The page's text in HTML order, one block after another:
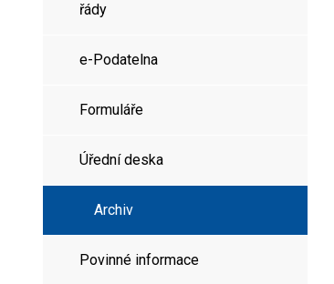
řády
e-Podatelna
Formuláře
Úřední deska
Archiv
Povinné informace